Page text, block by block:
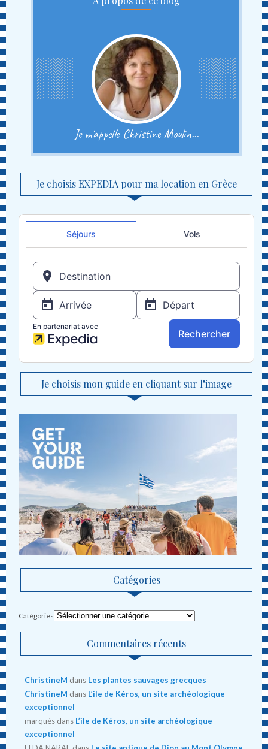
Je m'appelle Christine Moulin...
Je choisis EXPEDIA pour ma location en Grèce
Je choisis mon guide en cliquant sur l’image
Catégories
Catégories
Commentaires récents
ChristineM dans Les plantes sauvages grecques
ChristineM dans L’ile de Kéros, un site archéologique
exceptionnel
marqués dans L’ile de Kéros, un site archéologique
exceptionnel